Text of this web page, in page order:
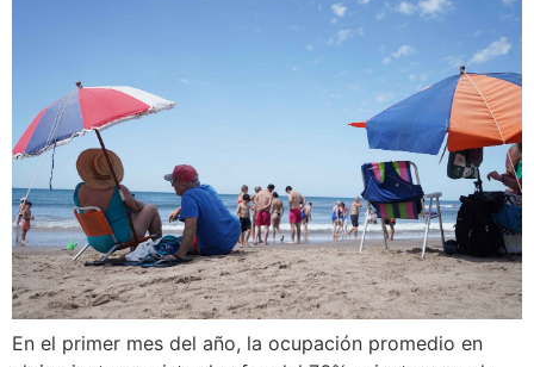
En el primer mes del año, la ocupación promedio en